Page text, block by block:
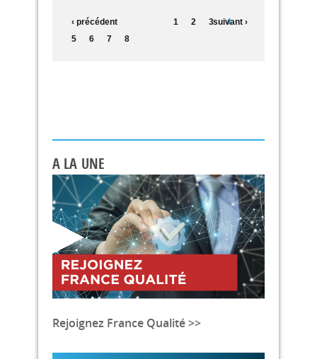
‹ précédent 1 2 3
4
5
6 7 8
suivant ›
A LA UNE
Rejoignez France Qualité >>